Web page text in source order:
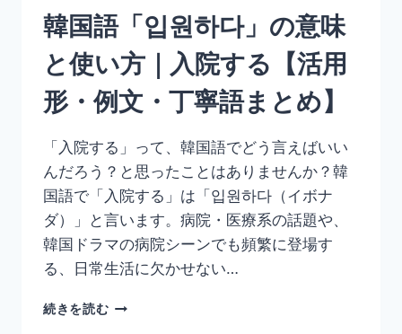
用
形・
例
文・
比
較
現
ま
と
め】
韓国語「입원하다」の意味
と使い方｜入院する【活用
形・例文・丁寧語まとめ】
「入院する」って、韓国語でどう言えばいい
んだろう？と思ったことはありませんか？韓
国語で「入院する」は「입원하다（イボナ
ダ）」と言います。病院・医療系の話題や、
韓国ドラマの病院シーンでも頻繁に登場す
る、日常生活に欠かせない…
続きを読む韓